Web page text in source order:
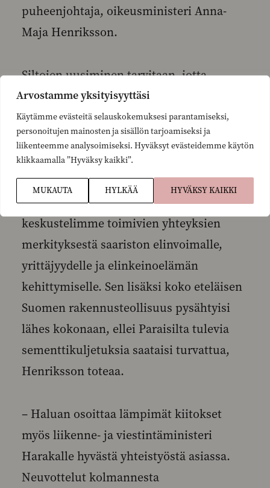
Arvostamme yksityisyyttäsi
Käytämme evästeitä selauskokemuksesi parantamiseksi,
personoitujen mainosten ja sisällön tarjoamiseksi ja
liikenteemme analysoimiseksi. Hyväksyt evästeidemme käytön
klikkaamalla ”Hyväksy kaikki”.
MUKAUTA HYLKÄÄ HYVÄKSY KAIKKI
puheenjohtaja, oikeusministeri Anna-
Maja Henriksson.
Siltojen uusiminen tarvitaan, jotta
Turunmaan saariston pääliikenneväylän
toimivuus voidaan varmistaa. Toimiva
infrastruktuuri luo myös edellytykset
uusille toimijoille asettua alueelle.
– Vieraillessani Paraisilla tammikuussa
keskustelimme toimivien yhteyksien
merkityksestä saariston elinvoimalle,
yrittäjyydelle ja elinkeinoelämän
kehittymiselle. Sen lisäksi koko eteläisen
Suomen rakennusteollisuus pysähtyisi
lähes kokonaan, ellei Paraisilta tulevia
sementtikuljetuksia saataisi turvattua,
Henriksson toteaa.
– Haluan osoittaa lämpimät kiitokset
myös liikenne- ja viestintäministeri
Harakalle hyvästä yhteistyöstä asiassa.
Neuvottelut kolmannesta